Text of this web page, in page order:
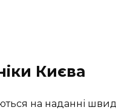
Києва
на наданні